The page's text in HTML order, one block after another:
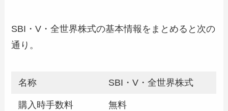
SBI・V・全世界株式の基本情報をまとめると次の
通り。
名称 SBI・V・全世界株式
購入時手数料 無料